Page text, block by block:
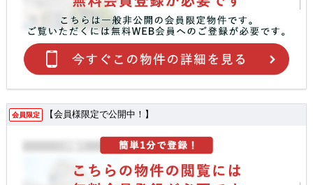
会員限定 【会員様限定で公開中！】